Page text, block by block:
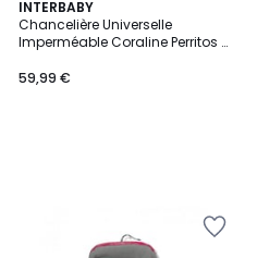
INTERBABY
Chancelière Universelle
Imperméable Coraline Perritos -
59,99 €